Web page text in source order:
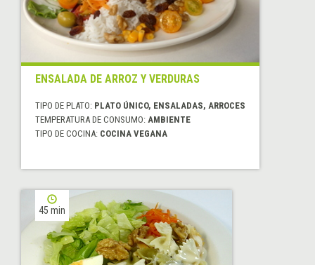
ENSALADA DE ARROZ Y VERDURAS
TIPO DE PLATO: PLATO ÚNICO, ENSALADAS, ARROCES
TEMPERATURA DE CONSUMO: AMBIENTE
TIPO DE COCINA: COCINA VEGANA
45 min